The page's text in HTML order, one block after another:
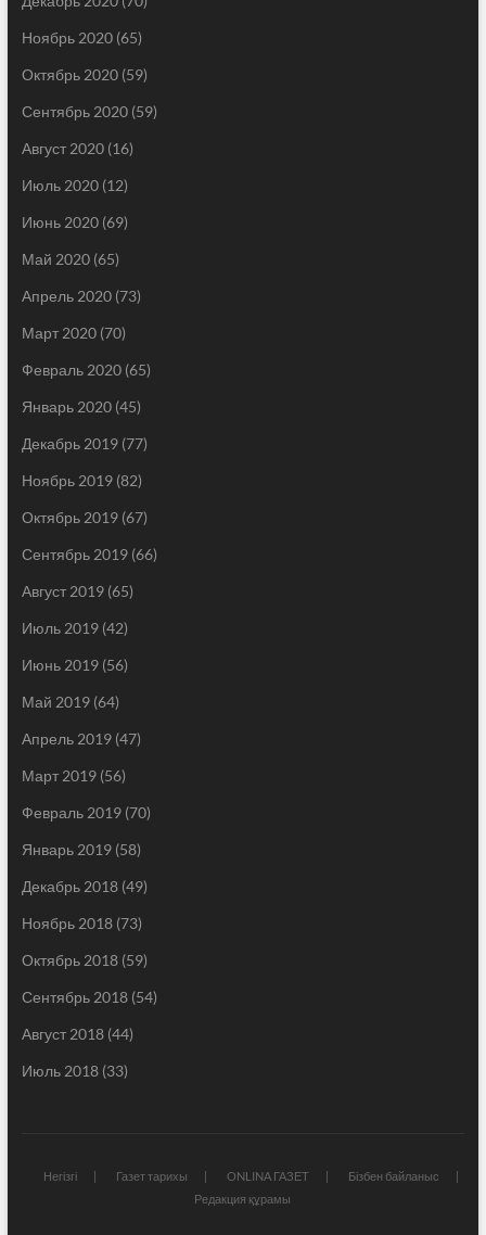
Ноябрь 2020(65)
Октябрь 2020(59)
Сентябрь 2020(59)
Август 2020(16)
Июль 2020(12)
Июнь 2020(69)
Май 2020(65)
Апрель 2020(73)
Март 2020(70)
Февраль 2020(65)
Январь 2020(45)
Декабрь 2019(77)
Ноябрь 2019(82)
Октябрь 2019(67)
Сентябрь 2019(66)
Август 2019(65)
Июль 2019(42)
Июнь 2019(56)
Май 2019(64)
Апрель 2019(47)
Март 2019(56)
Февраль 2019(70)
Январь 2019(58)
Декабрь 2018(49)
Ноябрь 2018(73)
Октябрь 2018(59)
Сентябрь 2018(54)
Август 2018(44)
Июль 2018(33)
Негізгі Газет тарихы ONLINA ГАЗЕТ
Бізбен байланыс
Редакция құрамы